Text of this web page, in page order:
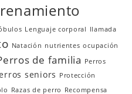
Lenguaje corporal llamada
Natación nutrientes ocupación
de familia Perros
seniors Protección
Razas de perro Recompensa